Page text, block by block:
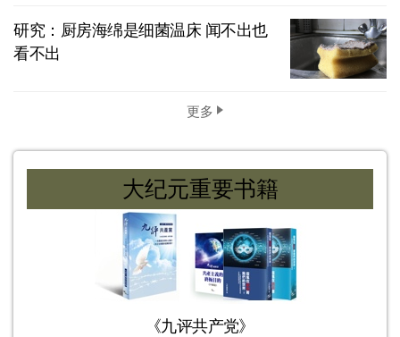
研究：厨房海绵是细菌温床 闻不出也
看不出
更多
大纪元重要书籍
《九评共产党》